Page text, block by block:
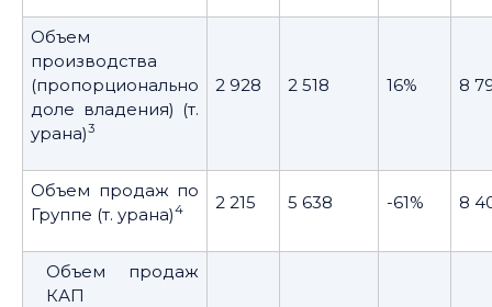
Объем
производства
(пропорционально
доле владения) (т.
урана)3
2 928 2 518 16% 8
Объем продаж по
Группе (т. урана)4 2 215 5 638 -61% 8
Объем продаж
КАП